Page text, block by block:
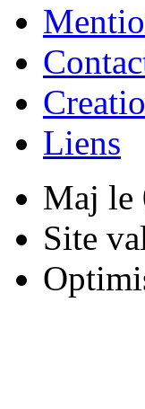
Liens
Maj le
Site